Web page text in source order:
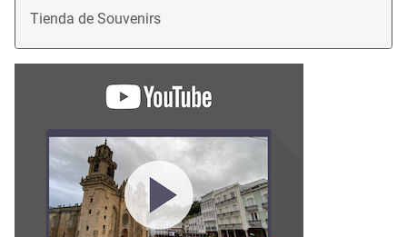
Tienda de Souvenirs